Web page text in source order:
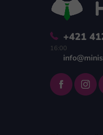
+421
16:00